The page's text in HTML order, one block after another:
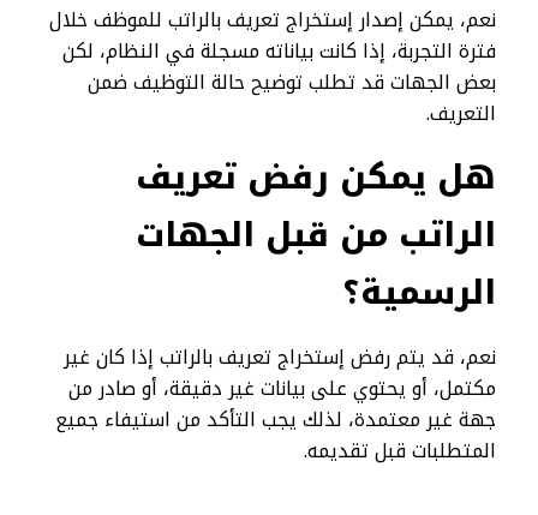
نعم، يمكن إصدار إستخراج تعريف بالراتب للموظف خلال
فترة التجربة، إذا كانت بياناته مسجلة في النظام، لكن
بعض الجهات قد تطلب توضيح حالة التوظيف ضمن
التعريف.
هل يمكن رفض تعريف
الراتب من قبل الجهات
الرسمية؟
نعم، قد يتم رفض إستخراج تعريف بالراتب إذا كان غير
مكتمل، أو يحتوي على بيانات غير دقيقة، أو صادر من
جهة غير معتمدة، لذلك يجب التأكد من استيفاء جميع
المتطلبات قبل تقديمه.